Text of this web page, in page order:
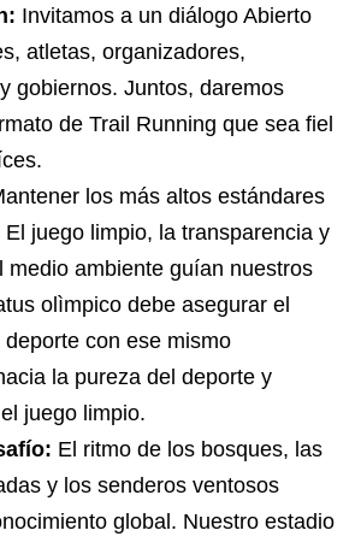
Invitamos a un diálogo Abierto
atletas, organizadores,
gobiernos. Juntos, daremos
de Trail Running que sea fiel
los más altos estándares
juego limpio, la transparencia y
medio ambiente guían nuestros
olìmpico debe asegurar el
con ese mismo
la pureza del deporte y
juego limpio.
El ritmo de los bosques, las
y los senderos ventosos
global. Nuestro estadio